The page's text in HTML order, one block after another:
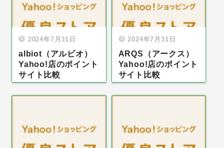
2024年7月31日
albiot（アルビオ）
Yahoo!店のポイント
サイト比較
2024年7月31日
ARQS（アークス）
Yahoo!店のポイント
サイト比較